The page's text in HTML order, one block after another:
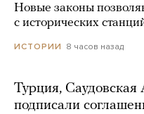
Новые законы
с исторических
ИСТОРИИ 8 часов назад
Турция,
подписали